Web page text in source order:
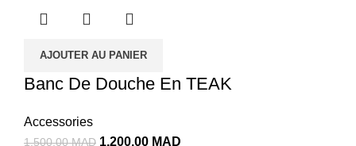
AJOUTER AU PANIER
Banc De Douche En TEAK
Accessories
1.500,00MAD 1.200,00 MAD